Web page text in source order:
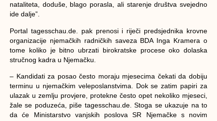
nataliteta, doduše, blago porasla, ali starenje društva svejedno
ide dalje”.
Portal tagesschau.de. pak prenosi i riječi predsjednika krovne
organizacije njemačkih radničkih saveza BDA Inga Kramera o
tome koliko je bitno ubrzati birokratske procese oko dolaska
stručnog kadra u Njemačku.
– Kandidati za posao često moraju mjesecima čekati da dobiju
terminu u njemačkim veleposlanstvima. Dok se zatim papiri za
ulazak u zemlju provjere, protekne često opet nekoliko mjeseci,
žale se poduzeća, piše tagesschau.de. Stoga se ukazuje na to
da će Ministarstvo vanjskih poslova SR Njemačke s novim